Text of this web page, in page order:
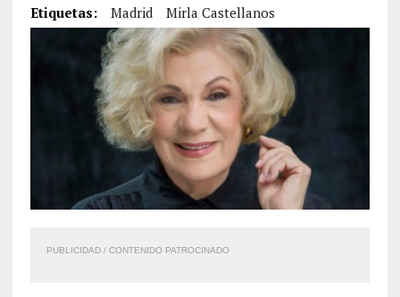
Etiquetas: Madrid Mirla Castellanos
PUBLICIDAD / CONTENIDO PATROCINADO